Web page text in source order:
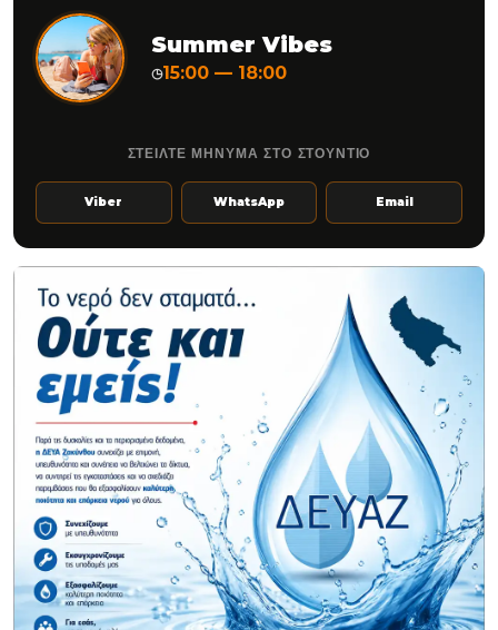
Summer Vibes
◷15:00 — 18:00
ΣΤΕΙΛΤΕ ΜΗΝΥΜΑ ΣΤΟ ΣΤΟΥΝΤΙΟ
Viber WhatsApp Email